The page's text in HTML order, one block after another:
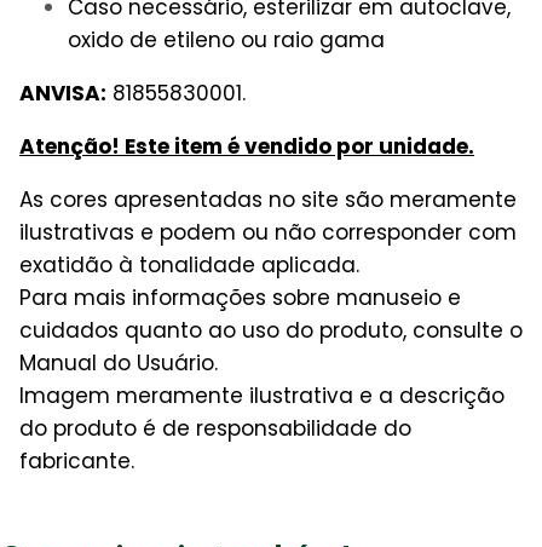
Caso necessário, esterilizar em autoclave,
oxido de etileno ou raio gama
ANVISA: 81855830001.
Atenção! Este item é vendido por unidade.
As cores apresentadas no site são meramente
ilustrativas e podem ou não corresponder com
exatidão à tonalidade aplicada.
Para mais informações sobre manuseio e
cuidados quanto ao uso do produto, consulte o
Manual do Usuário.
Imagem meramente ilustrativa e a descrição
do produto é de responsabilidade do
fabricante.